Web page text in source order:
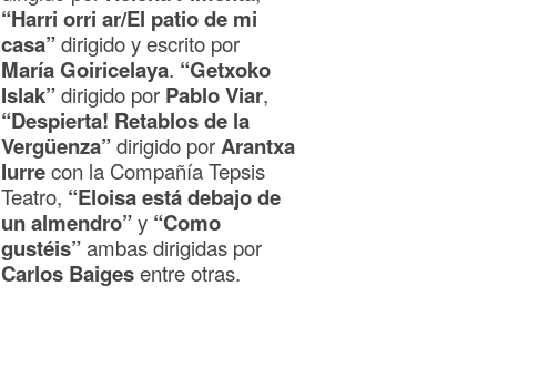
“Harri orri ar/El patio de mi
casa”dirigido y escrito por
María Goiricelaya. “Getxoko
Islak”dirigido por Pablo Viar,
“Despierta! Retablos de la
Vergüenza”dirigido porArantxa
Iurrecon la Compañía Tepsis
Teatro, “Eloisa está debajo de
un almendro”y “Como
gustéis”ambas dirigidas por
Carlos Baigesentre otras.